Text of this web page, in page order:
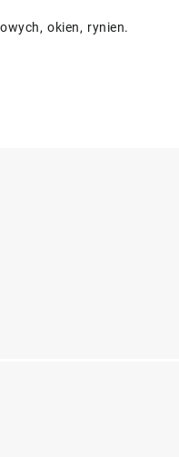
okien, rynien.